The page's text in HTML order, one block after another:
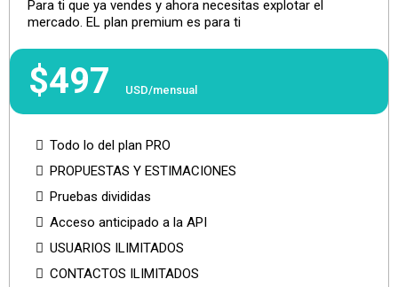
Para ti que ya vendes y ahora necesitas explotar el
mercado. EL plan premium es para ti
$497 USD/mensual
Todo lo del plan PRO
PROPUESTAS Y ESTIMACIONES
Pruebas divididas
Acceso anticipado a la API
USUARIOS ILIMITADOS
CONTACTOS ILIMITADOS